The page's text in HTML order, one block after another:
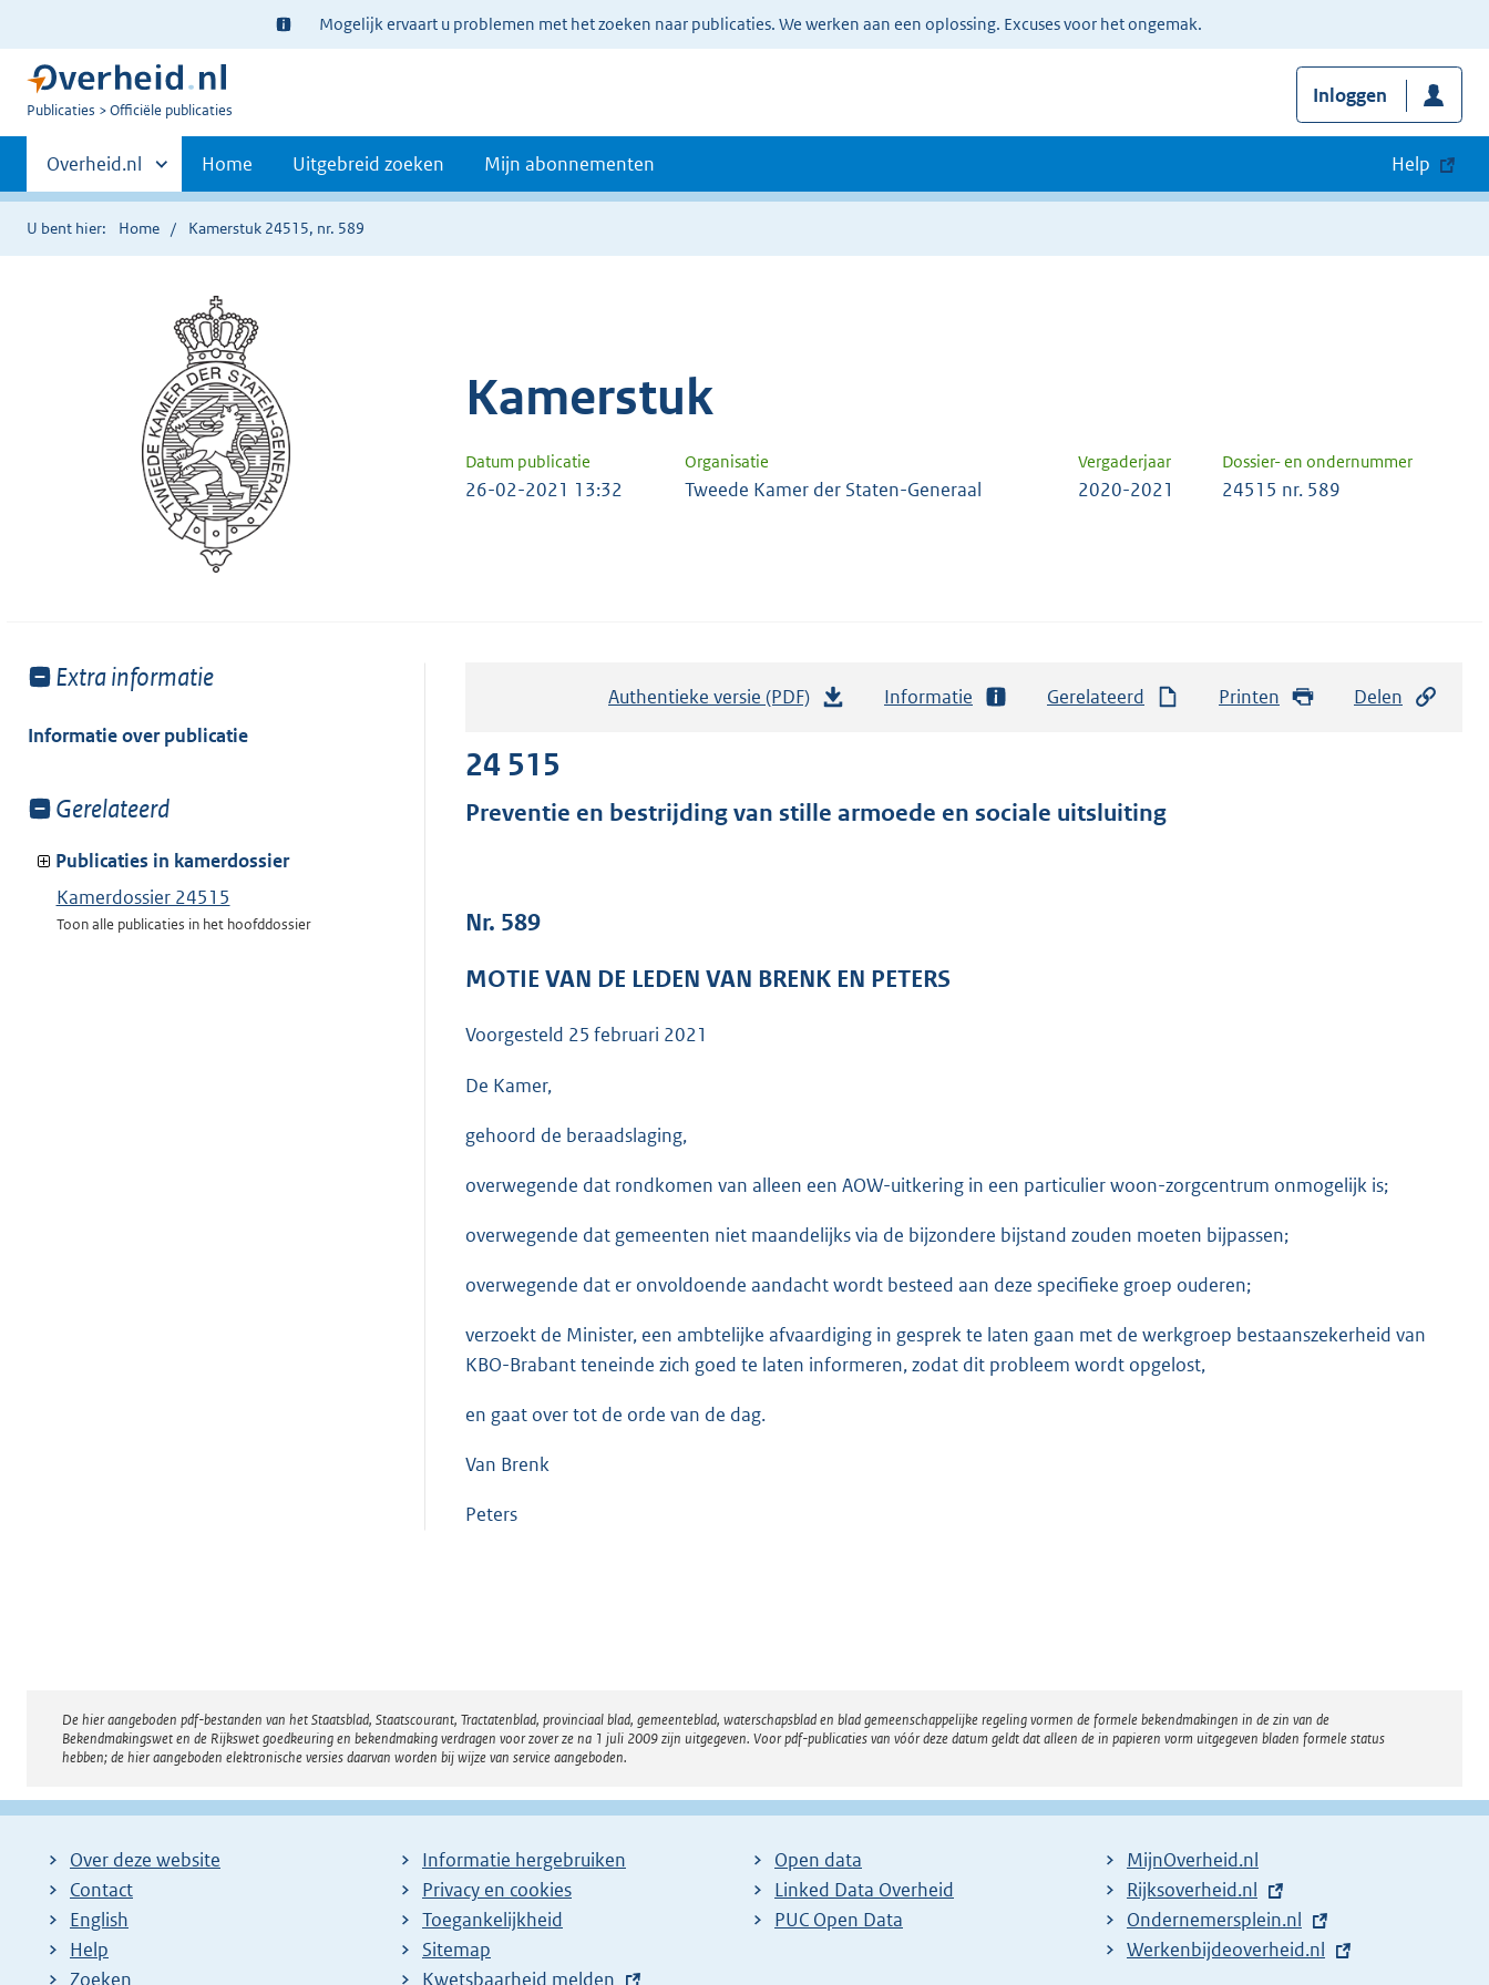
Ter
informatie:
Mogelijk ervaart u problemen met het zoeken naar publicaties. We werken aan een oplossing. Excuses voor het ongemak.
U
Publicaties Officiële publicaties
Inloggen
Primaire
navigatie
Andere
sites
binnen
Overheid.nl Home Uitgebreid zoeken Mijn abonnementen Help
U bent hier: Home Kamerstuk 24515, nr. 589
Kamerstuk
Datum publicatie Organisatie Vergaderjaar Dossier- en ondernummer
26-02-2021 13:32 Tweede Kamer der Staten-Generaal 2020-2021 24515 nr. 589
Toon
van:
Extra informatie
Informatie over publicatie
Toon
van:
Gerelateerd
Publicaties in kamerdossier
Kamerdossier 24515
Toon alle publicaties in het hoofddossier
Authentieke versie (PDF)
a
r
K
Informatie Gerelateerd Printen Delen
24 515
Preventie en bestrijding van stille armoede en sociale uitsluiting
Nr. 589
MOTIE VAN DE LEDEN VAN BRENK EN PETERS
Voorgesteld 25 februari 2021
De Kamer,
gehoord de beraadslaging,
overwegende dat rondkomen van alleen een AOW-uitkering in een particulier woon-zorgcentrum onmogelijk is;
overwegende dat gemeenten niet maandelijks via de bijzondere bijstand zouden moeten bijpassen;
overwegende dat er onvoldoende aandacht wordt besteed aan deze specifieke groep ouderen;
verzoekt de Minister, een ambtelijke afvaardiging in gesprek te laten gaan met de werkgroep bestaanszekerheid van
KBO-Brabant teneinde zich goed te laten informeren, zodat dit probleem wordt opgelost,
en gaat over tot de orde van de dag.
Van Brenk
Peters
Disclaimer
De hier aangeboden pdf-bestanden van het Staatsblad, Staatscourant, Tractatenblad, provinciaal blad, gemeenteblad, waterschapsblad en blad gemeenschappelijke regeling vormen de formele bekendmakingen in de zin van de
Bekendmakingswet en de Rijkswet goedkeuring en bekendmaking verdragen voor zover ze na 1 juli 2009 zijn uitgegeven. Voor pdf-publicaties van vóór deze datum geldt dat alleen de in papieren vorm uitgegeven bladen formele status
hebben; de hier aangeboden elektronische versies daarvan worden bij wijze van service aangeboden.
Over deze website
Contact
English
Help
Zoeken
Informatie hergebruiken
Privacy en cookies
Toegankelijkheid
Sitemap
E
Kwetsbaarheid melden
Open data
Linked Data Overheid
PUC Open Data
MijnOverheid.nl
E
x
t
Rijksoverheid.nl
E
x
Ondernemersplein.nl
E
Werkenbijdeoverheid.nl